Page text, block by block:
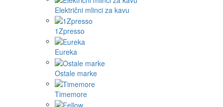
Električni mlinci za kavu
1Zpresso
Eureka
Ostale marke
Timemore